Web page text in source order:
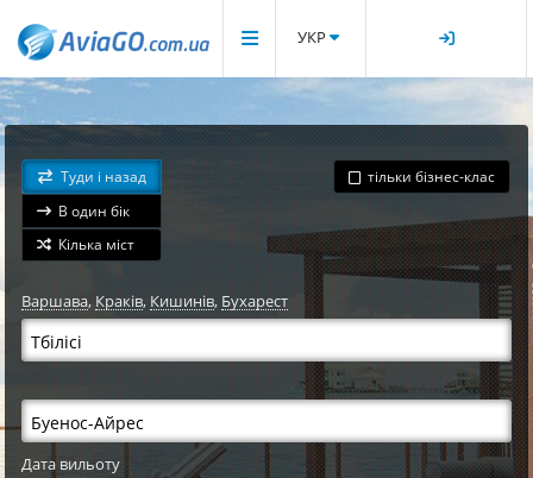
УКР
Туди і назад
В один бік
Кілька міст
тільки бізнес-клас
Варшава,Краків, Кишинів, Бухарест
Дата вильоту